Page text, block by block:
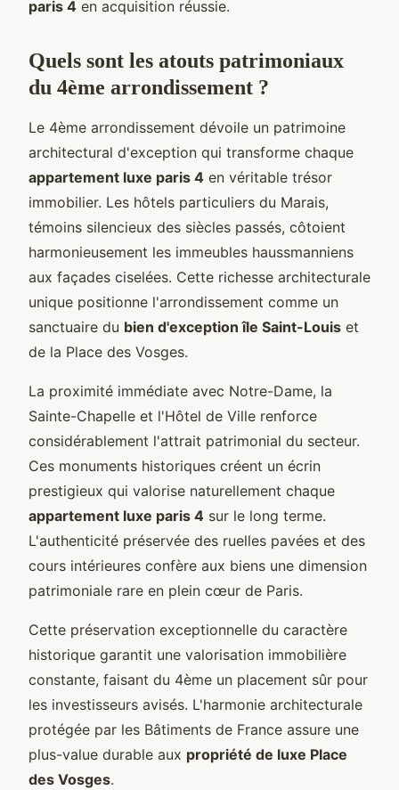
paris 4 en acquisition réussie.
Quels sont les atouts patrimoniaux
du 4ème arrondissement ?
Le 4ème arrondissement dévoile un patrimoine
architectural d'exception qui transforme chaque
appartement luxe paris 4 en véritable trésor
immobilier. Les hôtels particuliers du Marais,
témoins silencieux des siècles passés, côtoient
harmonieusement les immeubles haussmanniens
aux façades ciselées. Cette richesse architecturale
unique positionne l'arrondissement comme un
sanctuaire du bien d'exception île Saint-Louis et
de la Place des Vosges.
La proximité immédiate avec Notre-Dame, la
Sainte-Chapelle et l'Hôtel de Ville renforce
considérablement l'attrait patrimonial du secteur.
Ces monuments historiques créent un écrin
prestigieux qui valorise naturellement chaque
appartement luxe paris 4 sur le long terme.
L'authenticité préservée des ruelles pavées et des
cours intérieures confère aux biens une dimension
patrimoniale rare en plein cœur de Paris.
Cette préservation exceptionnelle du caractère
historique garantit une valorisation immobilière
constante, faisant du 4ème un placement sûr pour
les investisseurs avisés. L'harmonie architecturale
protégée par les Bâtiments de France assure une
plus-value durable aux propriété de luxe Place
des Vosges.